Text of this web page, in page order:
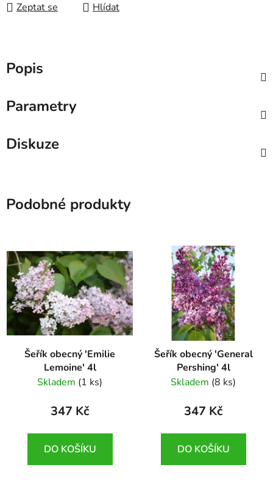
Zeptat se
Hlídat
Popis
Parametry
Diskuze
Podobné produkty
Šeřík obecný 'Emilie
Lemoine' 4l
Syringa vulgaris 'Emilie
Skladem (1 ks)
347 Kč
DO KOŠÍKU
Šeřík obecný 'General
Pershing' 4l
Syringa vulgaris
Skladem (8 ks)
347 Kč
DO KOŠÍKU